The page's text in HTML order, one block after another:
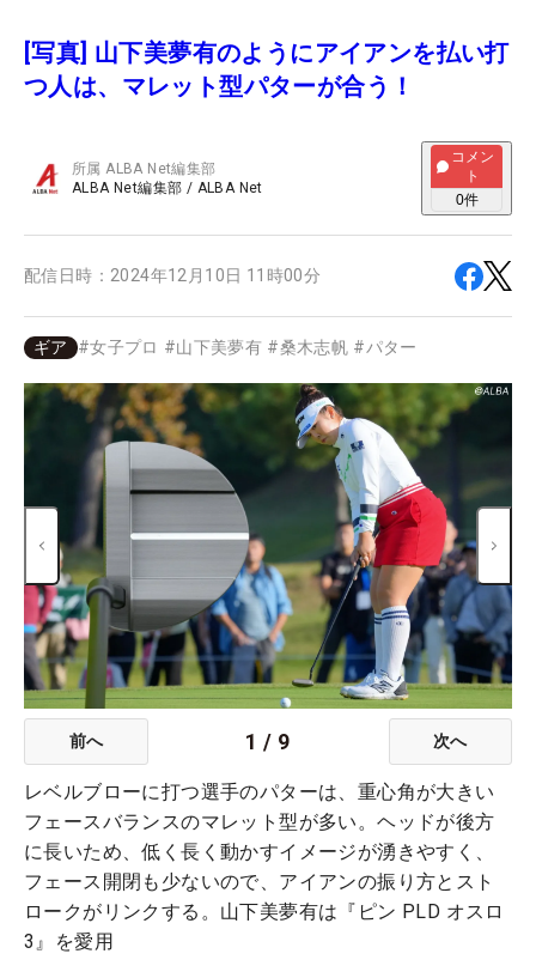
[写真] 山下美夢有のようにアイアンを払い打
つ人は、マレット型パターが合う！
所属ALBA Net編集部
ALBA Net編集部 / ALBA Net
コメン
ト
0件
配信日時： 2024年12月10日 11時00分
ギア #女子プロ #山下美夢有 #桑木志帆 #パター
前へ 1 / 9 次へ
レベルブローに打つ選手のパターは、重心角が大きい
フェースバランスのマレット型が多い。ヘッドが後方
に長いため、低く長く動かすイメージが湧きやすく、
フェース開閉も少ないので、アイアンの振り方とスト
ロークがリンクする。山下美夢有は『ピン PLD オスロ
3』を愛用